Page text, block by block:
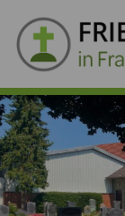
VORSORGE